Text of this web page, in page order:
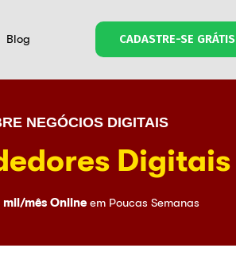
Blog CADASTRE-SE GRÁTIS
NEGÓCIOS DIGITAIS
Digitais
mês Online em Poucas Semanas